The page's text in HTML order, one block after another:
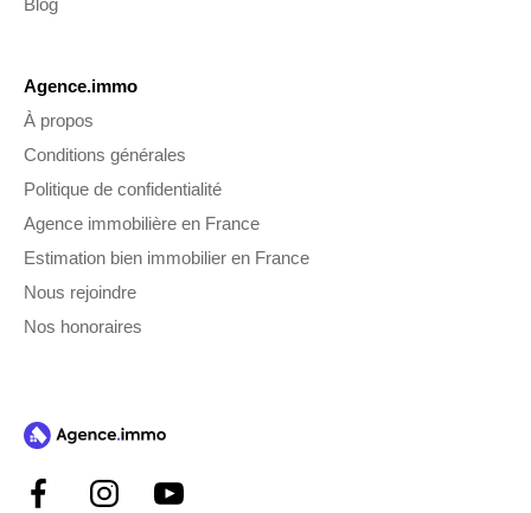
Blog
Agence.immo
À propos
Conditions générales
Politique de confidentialité
Agence immobilière en France
Estimation bien immobilier en France
Nous rejoindre
Nos honoraires